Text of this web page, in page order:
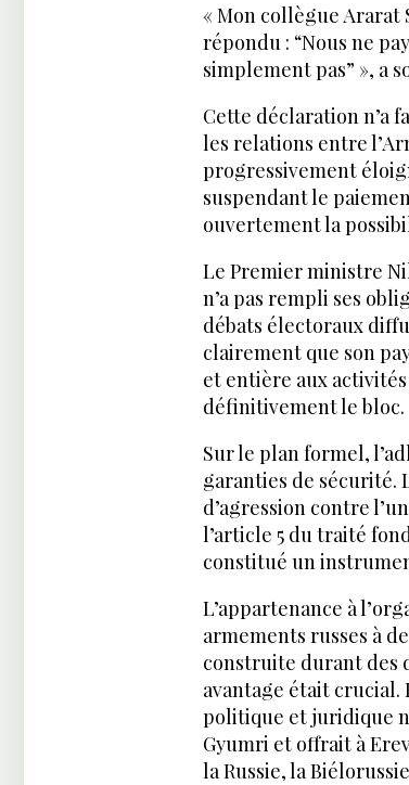
« Mon collègue Ararat
répondu : “Nous ne
simplement pas” », a
Cette déclaration n’a
les relations entre
progressivement
suspendant le
ouvertement la
Le Premier ministre
n’a pas rempli ses
débats électoraux
clairement que son
et entière aux
définitivement le bloc.
Sur le plan formel,
garanties de sécurité.
d’agression contre
l’article 5 du traité
constitué un
L’appartenance à
armements russes à
construite durant des
avantage était crucial.
politique et juridique
Gyumri et offrait à
la Russie, la